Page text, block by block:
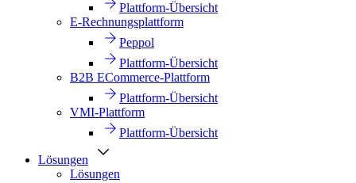
Plattform-Übersicht
E-Rechnungsplattform
Peppol
Plattform-Übersicht
B2B ECommerce-Plattform
Plattform-Übersicht
VMI-Plattform
Plattform-Übersicht
Lösungen
Lösungen